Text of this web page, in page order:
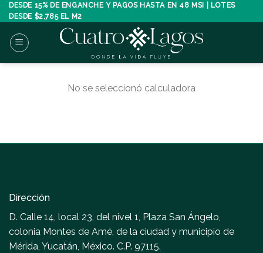
Skip
to
content
DESDE 15% DE ENGANCHE Y PAGOS HASTA EN 48 MSI | LOTES
DESDE $2,785 EL M2
No se seleccionó calculadora
Dirección
D. Calle 14, local 23, del nivel 1, Plaza San Ángelo,
colonia Montes de Amé, de la ciudad y municipio de
Mérida, Yucatán, México. C.P. 97115.